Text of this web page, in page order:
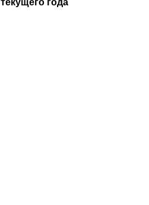
текущего года